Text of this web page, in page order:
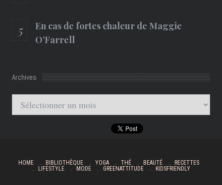
En cas de fortes chaleur de Maggie
O’Farrell
Archives
Archives
HOME BIBLIOTHÈQUE YOGA THÉ BEAUTÉ
RECETTES
LIFESTYLE
MODE GREENATTITUDE KIDSFRIENDLY